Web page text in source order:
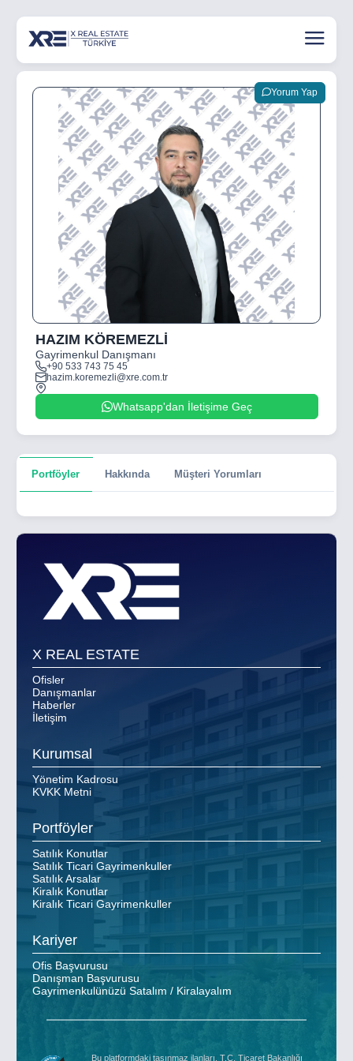
Yorum Yap
HAZIM KÖREMEZLİ
Gayrimenkul Danışmanı
+90 533 743 75 45
hazim.koremezli@xre.com.tr
Whatsapp'dan İletişime Geç
Portföyler Hakkında Müşteri Yorumları
X REAL ESTATE
Ofisler
Danışmanlar
Haberler
İletişim
Kurumsal
Yönetim Kadrosu
KVKK Metni
Portföyler
Satılık Konutlar
Satılık Ticari Gayrimenkuller
Satılık Arsalar
Kiralık Konutlar
Kiralık Ticari Gayrimenkuller
Kariyer
Ofis Başvurusu
Danışman Başvurusu
Gayrimenkulünüzü Satalım / Kiralayalım
Bu platformdaki taşınmaz ilanları, T.C. Ticaret Bakanlığı